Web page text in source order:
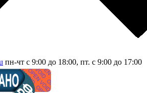
пн-чт с 9:00 до 18:00, пт. с 9:00 до 17:00